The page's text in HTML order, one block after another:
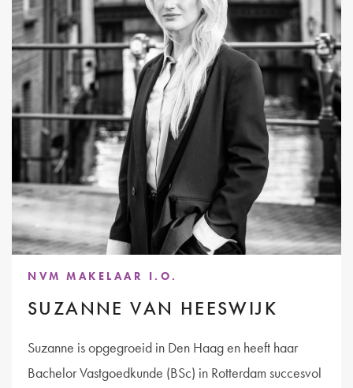
NVM MAKELAAR I.O.
SUZANNE VAN HEESWIJK
Suzanne is opgegroeid in Den Haag en heeft haar
Bachelor Vastgoedkunde (BSc) in Rotterdam succesvol